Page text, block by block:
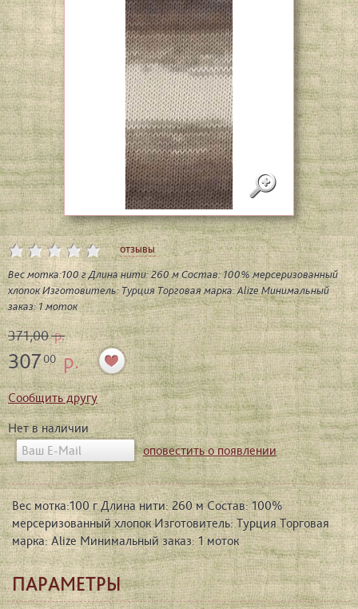
отзывы
Вес мотка:100 г Длина нити: 260 м Состав: 100% мерсеризованный
хлопок Изготовитель: Турция Торговая марка: Alize Минимальный
заказ: 1 моток
371,00р.
30700р.
Сообщить другу
Нет в наличии
оповестить о появлении
Вес мотка:100 г Длина нити: 260 м Состав: 100%
мерсеризованный хлопок Изготовитель: Турция Торговая
марка: Alize Минимальный заказ: 1 моток
ПАРАМЕТРЫ